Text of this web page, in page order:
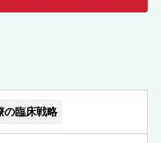
の臨床戦略